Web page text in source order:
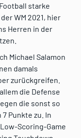
starke
WM 2021, hier
Herren in der
Michael Salamon
damals
zurückgreifen.
die Defense
die sonst so
Punkte zu. In
Scoring-Game